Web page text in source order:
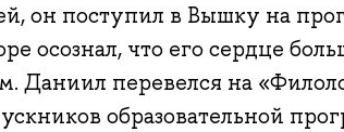
он поступил в Вышку на
осознал, что его сердце
Даниил перевелся на
образовательной